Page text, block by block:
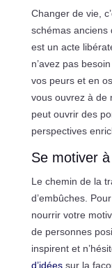
Changer de vie,
schémas anciens
est un acte
n’avez pas
vos peurs et en
vous ouvrez à de
peut ouvrir des
perspectives
Se motiver
Le chemin de la
d’embûches.
nourrir votre
de personnes
inspirent et
d’idéessur la